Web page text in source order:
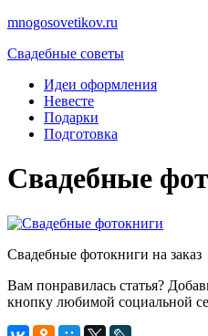
mnogosovetikov.ru
Свадебные советы
Идеи оформления
Невесте
Подарки
Подготовка
Свадебные
Свадебные фотокниги на заказ
Вам понравилась статья?
кнопку любимой социальной